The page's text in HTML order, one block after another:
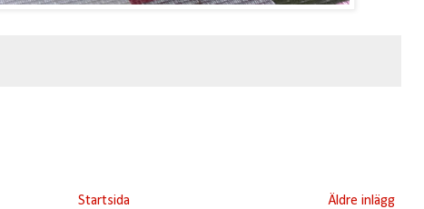
Äldre inlägg
Startsida